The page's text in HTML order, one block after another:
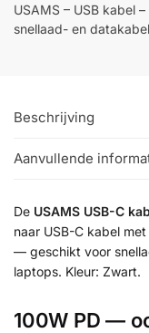
USAMS – USB kabel
snellaad- en
Beschrijving
Aanvullende
De USAMS USB-C
naar USB-C kabel
— geschikt voor
laptops. Kleur: Zwart.
100W PD —